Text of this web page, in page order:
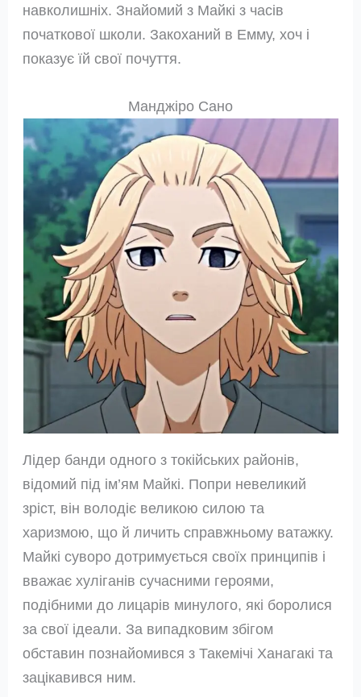
навколишніх. Знайомий з Майкі з часів
початкової школи. Закоханий в Емму, хоч і
показує їй свої почуття.
Манджіро Сано
Лідер банди одного з токійських районів,
відомий під ім’ям Майкі. Попри невеликий
зріст, він володіє великою силою та
харизмою, що й личить справжньому ватажку.
Майкі суворо дотримується своїх принципів і
вважає хуліганів сучасними героями,
подібними до лицарів минулого, які боролися
за свої ідеали. За випадковим збігом
обставин познайомився з Такемічі Ханагакі та
зацікавився ним.